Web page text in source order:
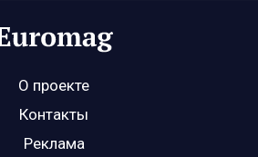
О проекте
Контакты
Реклама